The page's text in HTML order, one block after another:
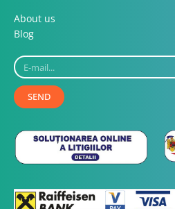
About us
Blog
E-
mail...
SEND